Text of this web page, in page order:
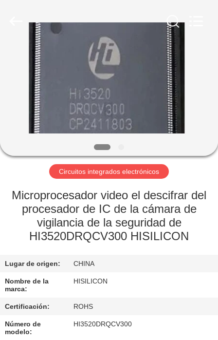
INICIO
PRODUCTOS
VIDEOS
SOBRE
NOSOTROS
VISITA
FÁBRICA
CONTROL
DE
CALIDAD
CONTACTO
Circuitos integrados electrónicos
Microprocesador video el descifrar del
procesador de IC de la cámara de
vigilancia de la seguridad de
HI3520DRQCV300 HISILICON
Lugar de origen: CHINA
Nombre de la
marca:
HISILICON
Certificación: ROHS
Número de
modelo:
HI3520DRQCV300